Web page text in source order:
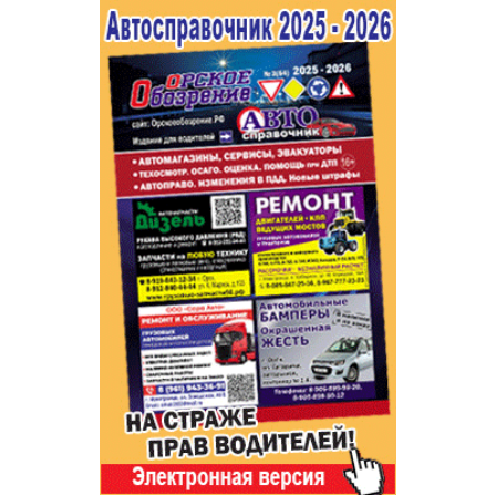
Строительство и ремонт
Авто и мото
Рестораны, кафе, бары
Развлечения и отдых
Спорт Фитнес
Недвижимость
Красота Косметология
Телекоммуникации и связь
Торговля
Бизнес и финансы
Юристы, Экспертиза, Страхование
Ремонт
Социальные организации
Это интересно
Администрация
Популярное →
Строительство и ремонт